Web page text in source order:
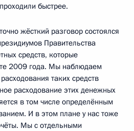
быстрее.
жёсткий разговор состоялся
Правительства
средств, которые
2009 года. Мы наблюдаем
таких средств
расходование этих денежных
в том числе определённым
И в этом плане у нас тоже
Мы с отдельными